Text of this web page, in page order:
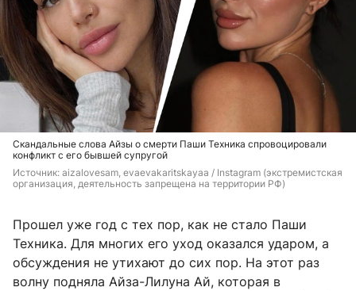
Скандальные слова Айзы о смерти Паши Техника спровоцировали
конфликт с его бывшей супругой
Источник: aizalovesam, evaevakaritskayaa / Instagram (экстремистская
организация, деятельность запрещена на территории РФ)
Прошел уже год с тех пор, как не стало Паши
Техника. Для многих его уход оказался ударом, а
обсуждения не утихают до сих пор. На этот раз
волну подняла Айза-Лилуна Ай, которая в